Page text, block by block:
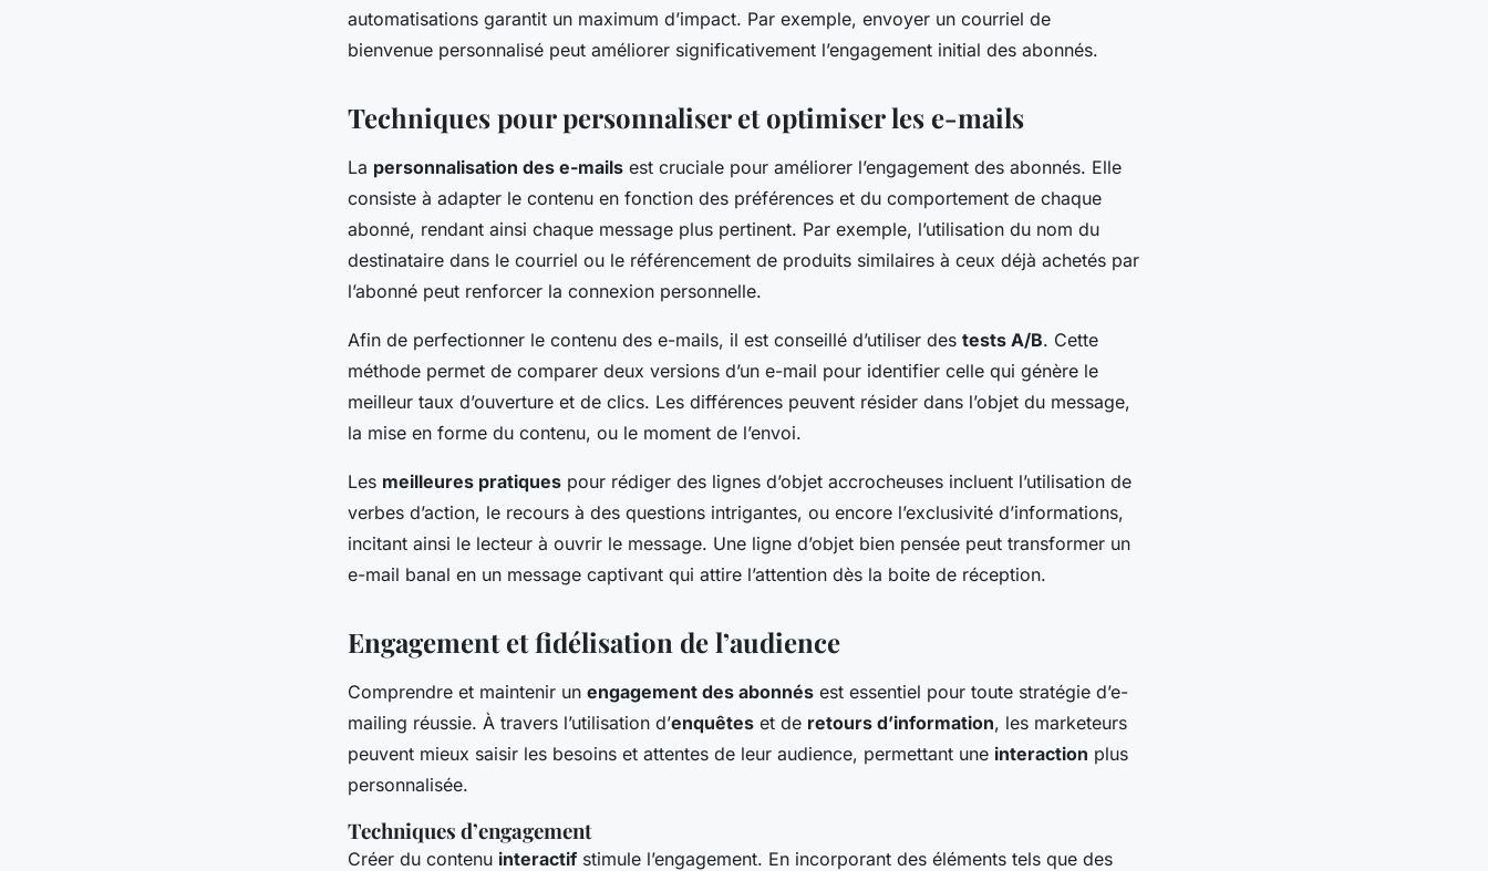
automatisations garantit un maximum d’impact. Par exemple, envoyer un courriel de
bienvenue personnalisé peut améliorer significativement l’engagement initial des abonnés.
Techniques pour personnaliser et optimiser les e-mails
La personnalisation des e-mails est cruciale pour améliorer l’engagement des abonnés. Elle
consiste à adapter le contenu en fonction des préférences et du comportement de chaque
abonné, rendant ainsi chaque message plus pertinent. Par exemple, l’utilisation du nom du
destinataire dans le courriel ou le référencement de produits similaires à ceux déjà achetés par
l’abonné peut renforcer la connexion personnelle.
Afin de perfectionner le contenu des e-mails, il est conseillé d’utiliser des tests A/B. Cette
méthode permet de comparer deux versions d’un e-mail pour identifier celle qui génère le
meilleur taux d’ouverture et de clics. Les différences peuvent résider dans l’objet du message,
la mise en forme du contenu, ou le moment de l’envoi.
Les meilleures pratiques pour rédiger des lignes d’objet accrocheuses incluent l’utilisation de
verbes d’action, le recours à des questions intrigantes, ou encore l’exclusivité d’informations,
incitant ainsi le lecteur à ouvrir le message. Une ligne d’objet bien pensée peut transformer un
e-mail banal en un message captivant qui attire l’attention dès la boite de réception.
Engagement et fidélisation de l’audience
Comprendre et maintenir un engagement des abonnés est essentiel pour toute stratégie d’e-
mailing réussie. À travers l’utilisation d’enquêtes et de retours d’information, les marketeurs
peuvent mieux saisir les besoins et attentes de leur audience, permettant une interaction plus
personnalisée.
Techniques d’engagement
Créer du contenu interactif stimule l’engagement. En incorporant des éléments tels que des